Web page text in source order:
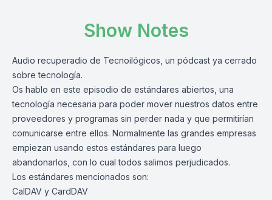
Show Notes
Audio recuperadio de Tecnoilógicos, un pódcast ya cerrado
sobre tecnología.
Os hablo en este episodio de estándares abiertos, una
tecnología necesaria para poder mover nuestros datos entre
proveedores y programas sin perder nada y que permitirían
comunicarse entre ellos. Normalmente las grandes empresas
empiezan usando estos estándares para luego
abandonarlos, con lo cual todos salimos perjudicados.
Los estándares mencionados son:
CalDAV y CardDAV